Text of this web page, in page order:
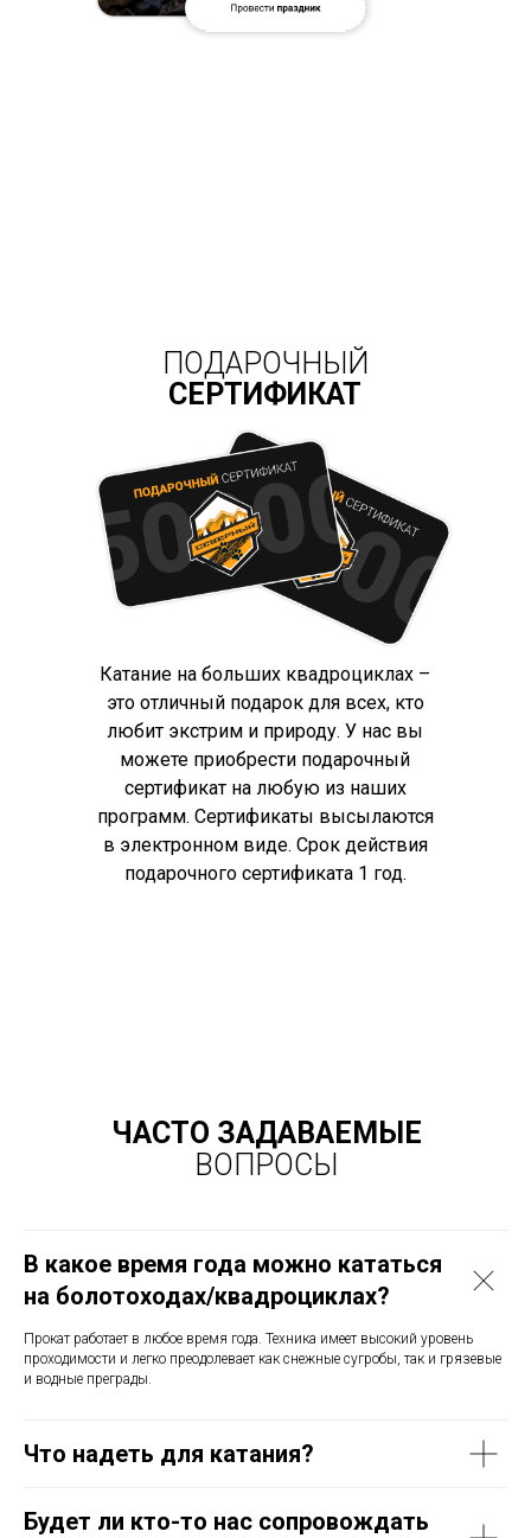
ПОДАРОЧНЫЙ
СЕРТИФИКАТ
Катание на больших квадроциклах –
это отличный подарок для всех, кто
любит экстрим и природу. У нас вы
можете приобрести подарочный
сертификат на любую из наших
программ. Сертификаты высылаются
в электронном виде. Срок действия
подарочного сертификата 1 год.
ЧАСТО ЗАДАВАЕМЫЕ
ВОПРОСЫ
В какое время года можно кататься
на болотоходах/квадроциклах?
Прокат работает в любое время года. Техника имеет высокий уровень
проходимости и легко преодолевает как снежные сугробы, так и грязевые
и водные преграды.
Что надеть для катания?
Будет ли кто-то нас сопровождать